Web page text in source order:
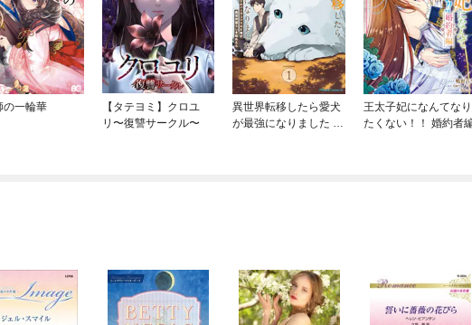
の一輪華
【タテヨミ】クロユ
リ〜復讐サークル〜
異世界転移したら愛犬
が最強になりました ～
王太子妃になんてなり
たくない！！ 婚約者